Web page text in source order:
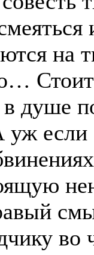
на
Стоит
душе
уж если
во